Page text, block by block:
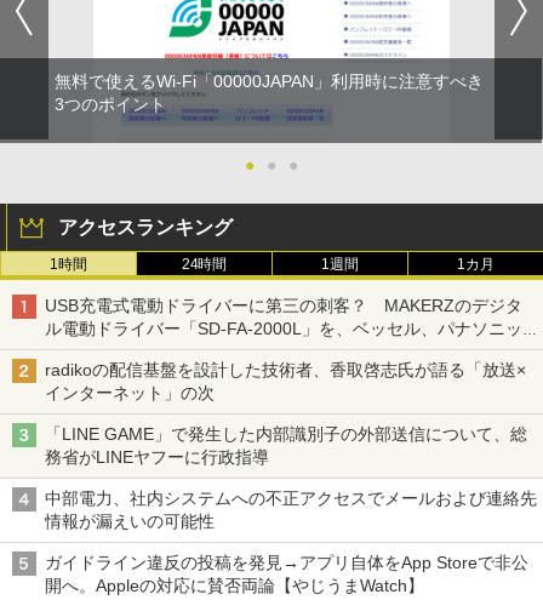
無料で使えるWi-Fi「00000JAPAN」利用時に注意すべき
3つのポイント
● ● ●
アクセスランキング
1時間 24時間 1週間 1カ月
USB充電式電動ドライバーに第三の刺客？ MAKERZのデジタ
ル電動ドライバー「SD-FA-2000L」を、ベッセル、パナソニッ
クと比較してみた 【テレワークグッズ・ミニレビュー 第165
回】
radikoの配信基盤を設計した技術者、香取啓志氏が語る「放送×
インターネット」の次
「LINE GAME」で発生した内部識別子の外部送信について、総
務省がLINEヤフーに行政指導
中部電力、社内システムへの不正アクセスでメールおよび連絡先
情報が漏えいの可能性
ガイドライン違反の投稿を発見→アプリ自体をApp Storeで非公
開へ。Appleの対応に賛否両論【やじうまWatch】